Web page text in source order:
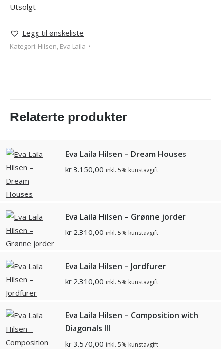
Utsolgt
Legg til ønskeliste
Kategori: Hilsen, Eva Laila
Relaterte produkter
Eva Laila Hilsen – Dream Houses
kr 3.150,00 inkl. 5% kunstavgift
Eva Laila Hilsen – Grønne jorder
kr 2.310,00 inkl. 5% kunstavgift
Eva Laila Hilsen – Jordfurer
kr 2.310,00 inkl. 5% kunstavgift
Eva Laila Hilsen – Composition with
Diagonals lll
kr 3.570,00 inkl. 5% kunstavgift